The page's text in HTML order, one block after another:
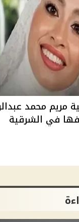
مريم محمد
في الشرقية